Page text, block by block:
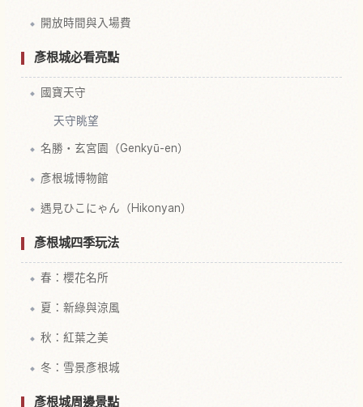
開放時間與入場費
彥根城必看亮點
國寶天守
天守眺望
名勝・玄宮園（Genkyū-en）
彥根城博物館
遇見ひこにゃん（Hikonyan）
彥根城四季玩法
春：櫻花名所
夏：新綠與涼風
秋：紅葉之美
冬：雪景彥根城
彥根城周邊景點